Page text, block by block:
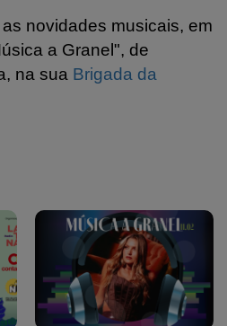
novidades musicais, em
a Granel", de
na sua Brigada da